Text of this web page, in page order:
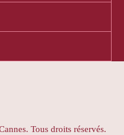
Tous droits réservés.